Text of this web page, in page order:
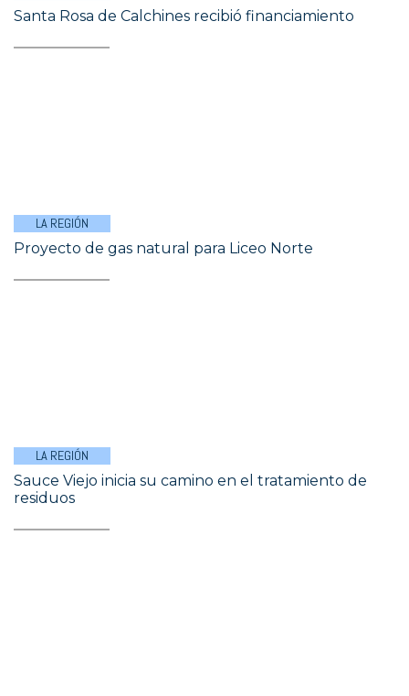
Santa Rosa de Calchines recibió financiamiento
LA REGIÓN
Proyecto de gas natural para Liceo Norte
LA REGIÓN
Sauce Viejo inicia su camino en el tratamiento de
residuos